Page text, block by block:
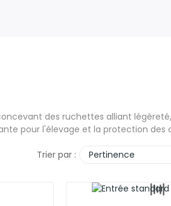
des ruchettes alliant
pour l'élevage et la protection des
Trier par : Pertinence